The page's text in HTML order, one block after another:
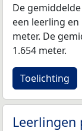
De
een leerling en
meter. De
1.654 meter.
Toelichting
Leerlingen